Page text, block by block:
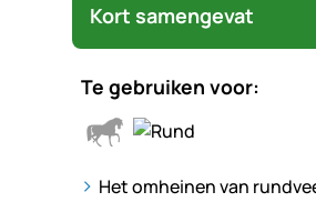
Kort samengevat
Te gebruiken voor:
Het omheinen van